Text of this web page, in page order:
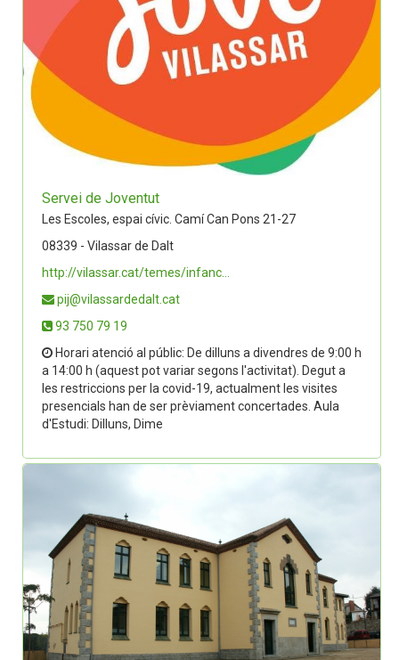
Servei de Joventut
Les Escoles, espai cívic. Camí Can Pons 21-27
08339 - Vilassar de Dalt
http://vilassar.cat/temes/infanc...
pij@vilassardedalt.cat
93 750 79 19
Horari atenció al públic: De dilluns a divendres de 9:00 h
a 14:00 h (aquest pot variar segons l'activitat). Degut a
les restriccions per la covid-19, actualment les visites
presencials han de ser prèviament concertades. Aula
d'Estudi: Dilluns, Dime